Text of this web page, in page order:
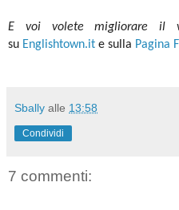
E voi volete migliorare il
su Englishtown.it e sulla Pagina
Sbally alle 13:58
Condividi
7 commenti: